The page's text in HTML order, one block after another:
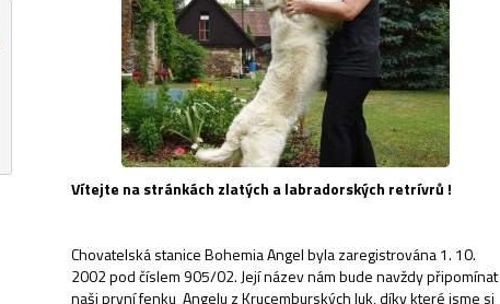
Vítejte na stránkách zlatých a labradorských retrívrů !
Chovatelská stanice Bohemia Angel byla zaregistrována 1. 10.
2002 pod číslem 905/02. Její název nám bude navždy připomínat
naši první fenku Angelu z Krucemburských luk, díky které jsme si